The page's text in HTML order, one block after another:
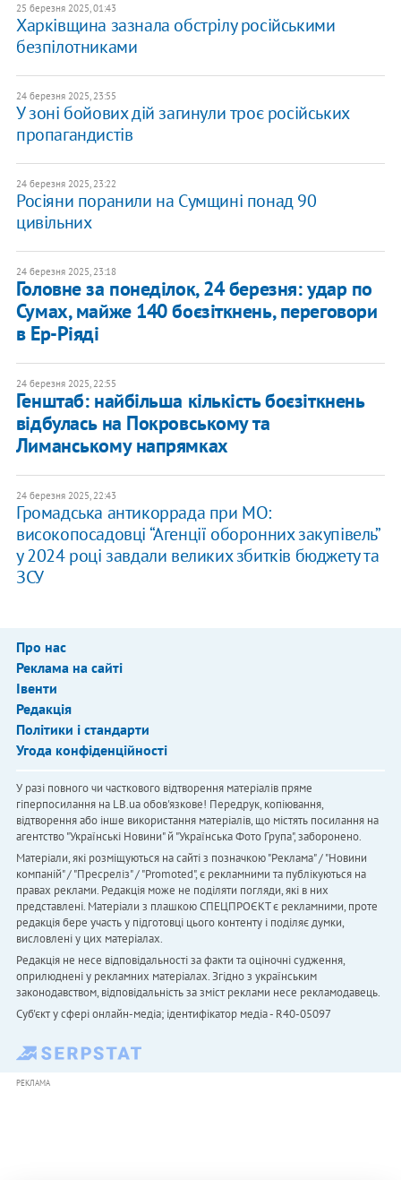
25 березня 2025, 01:43
Харківщина зазнала обстрілу російськими
безпілотниками
24 березня 2025, 23:55
У зоні бойових дій загинули троє російських
пропагандистів
24 березня 2025, 23:22
Росіяни поранили на Сумщині понад 90
цивільних
24 березня 2025, 23:18
Головне за понеділок, 24 березня: удар по
Сумах, майже 140 боєзіткнень, переговори
в Ер-Ріяді
24 березня 2025, 22:55
Генштаб: найбільша кількість боєзіткнень
відбулась на Покровському та
Лиманському напрямках
24 березня 2025, 22:43
Громадська антикоррада при МО:
високопосадовці “Агенції оборонних закупівель”
у 2024 році завдали великих збитків бюджету та
ЗСУ
Про нас
Реклама на сайті
Івенти
Редакція
Політики і стандарти
Угода конфіденційності
У разі повного чи часткового відтворення матеріалів пряме
гіперпосилання на LB.ua обов'язкове! Передрук, копіювання,
відтворення або інше використання матеріалів, що містять посилання на
агентство "Українськi Новини" й "Українська Фото Група", заборонено.
Матеріали, які розміщуються на сайті з позначкою "Реклама" / "Новини
компаній" / "Пресреліз" / "Promoted", є рекламними та публікуються на
правах реклами. Редакція може не поділяти погляди, які в них
представлені. Матеріали з плашкою СПЕЦПРОЄКТ є рекламними, проте
редакція бере участь у підготовці цього контенту і поділяє думки,
висловлені у цих матеріалах.
Редакція не несе відповідальності за факти та оціночні судження,
оприлюднені у рекламних матеріалах. Згідно з українським
законодавством, відповідальність за зміст реклами несе рекламодавець.
Cуб'єкт у сфері онлайн-медіа; ідентифікатор медіа - R40-05097
РЕКЛАМА